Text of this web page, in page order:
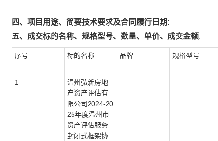
四、项目用途、简要技术要求及合同履行日期:
五、成交标的名称、规格型号、数量、单价、成交金额:
序号 标的名称 品牌 规格型号
1
温州弘新房地
产资产评估有
限公司2024-20
25年度温州市
资产评估服务
封闭式框架协